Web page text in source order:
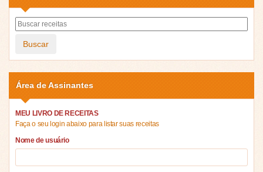
Buscar
Área de Assinantes
MEU LIVRO DE RECEITAS
Faça o seu login abaixo para listar suas receitas
Nome de usuário